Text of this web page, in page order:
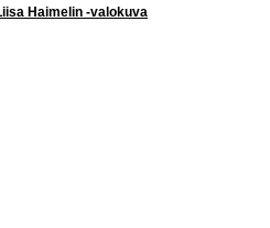
Haimelin -valokuva